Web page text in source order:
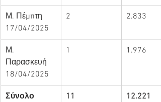
Μ. Πέμπτη
17/04/2025
2 2.833
Μ.
Παρασκευή
18/04/2025
1 1.976
Σύνολο 11 12.221